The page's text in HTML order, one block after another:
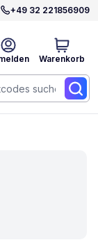
+49 32 221856909
Warenkorb